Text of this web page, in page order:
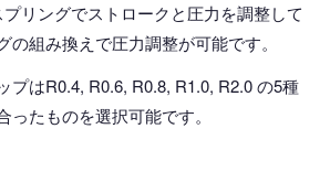
リングでストロークと圧力を調整して
の組み換えで圧力調整が可能です。
プはR0.4, R0.6, R0.8, R1.0, R2.0 の5種
ったものを選択可能です。